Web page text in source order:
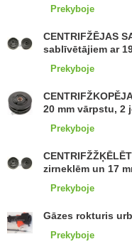
Prekyboje
CENTRIFŽĒJAS
sablīvētājiem ar
Prekyboje
20 mm vārpstu, 2
Prekyboje
zirneklēm un 17
Prekyboje
Gāzes rokturis
Prekyboje